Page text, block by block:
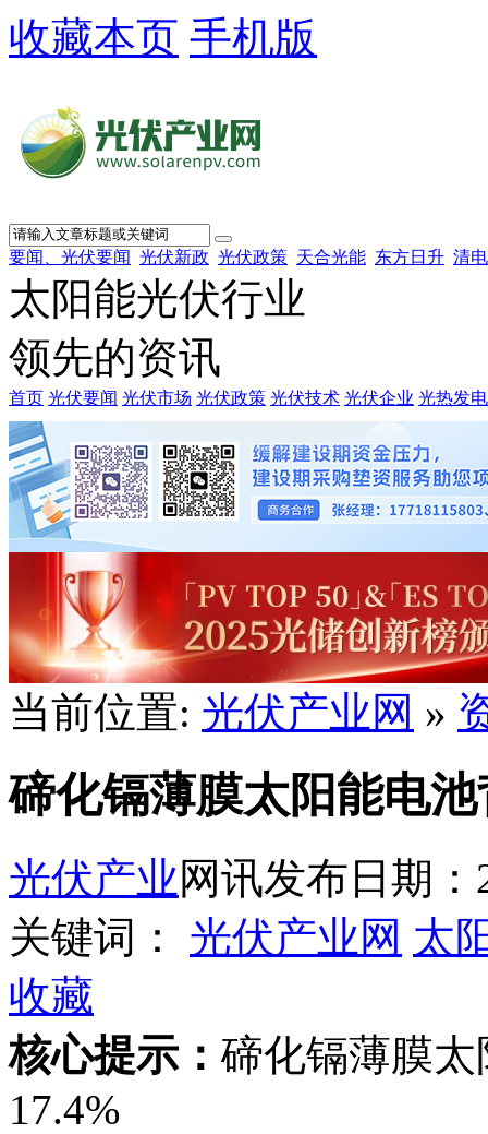
收藏本页 手机版
要闻、光伏要闻 光伏新政 光伏政策 天合光能 东方日升 清
太阳能光伏行业
领先的资讯
首页 光伏要闻 光伏市场 光伏政策 光伏技术 光伏企业 光热发电
当前位置: 光伏产业网 »
碲化镉薄膜太阳能电
光伏产业网讯发布日期：
关键词： 光伏产业网 太
收藏
核心提示： 碲化镉薄膜
17.4%